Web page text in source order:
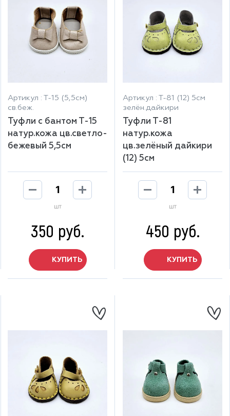
Артикул : Т-15 (5,5см)
св.беж.
Туфли с бантом Т-15
натур.кожа цв.светло-
бежевый 5,5см
шт
350 руб.
КУПИТЬ
Артикул : Т-81 (12) 5см
зелён.дайкири
Туфли Т-81
натур.кожа
цв.зелёный дайкири
(12) 5см
шт
450 руб.
КУПИТЬ